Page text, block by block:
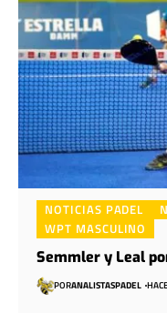
NOTICIAS PADEL
WPT MASCULINO
Semmler y Leal
PORANALISTASPADEL